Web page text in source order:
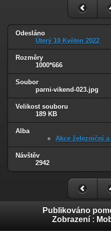
Odesláno
Úterý 10 Květen 2022
Rozměry
1000*666
Soubor
parni-vikend-023.jpg
Velikost souboru
189 KB
Alba
Akce železniční
Návštěv
2942
Publikováno
Zobrazení :